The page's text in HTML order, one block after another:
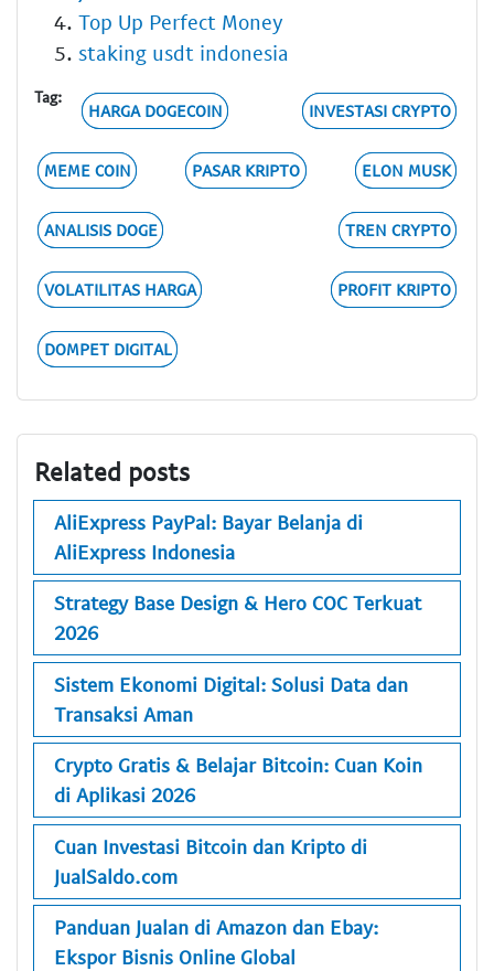
Top Up Perfect Money
staking usdt indonesia
Tag:
HARGA DOGECOIN INVESTASI CRYPTO
MEME COIN PASAR KRIPTO ELON MUSK
ANALISIS DOGE TREN CRYPTO
VOLATILITAS HARGA PROFIT KRIPTO
DOMPET DIGITAL
Related posts
AliExpress PayPal: Bayar Belanja di
AliExpress Indonesia
Strategy Base Design & Hero COC Terkuat
2026
Sistem Ekonomi Digital: Solusi Data dan
Transaksi Aman
Crypto Gratis & Belajar Bitcoin: Cuan Koin
di Aplikasi 2026
Cuan Investasi Bitcoin dan Kripto di
JualSaldo.com
Panduan Jualan di Amazon dan Ebay:
Ekspor Bisnis Online Global